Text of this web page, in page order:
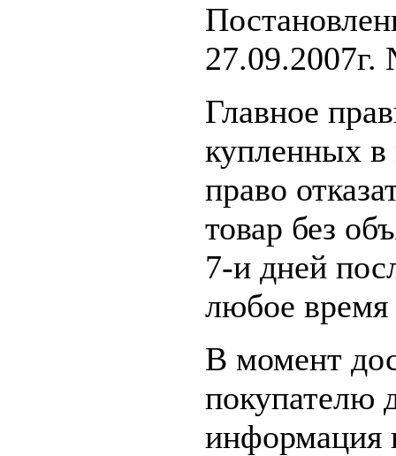
Главное
купленных в
право
товар без
7-и дней
любое время
В момент
покупателю
информация